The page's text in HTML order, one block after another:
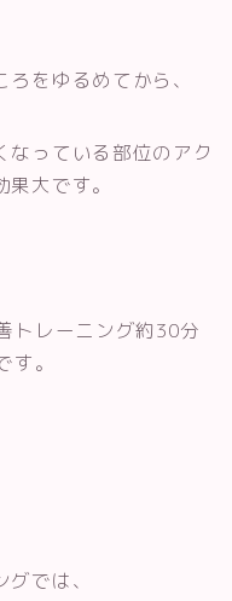
をゆるめてから、
なっている部位のアク
大です。
トレーニング約30分
。
では、